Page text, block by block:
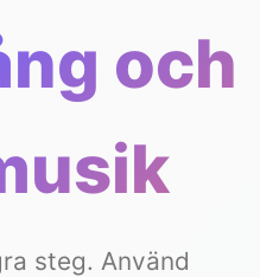
och
steg. Använd